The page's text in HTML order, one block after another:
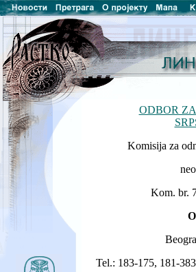
ODBOR
Komisija za
Kom. br.
Tel.: 183-175, 181-